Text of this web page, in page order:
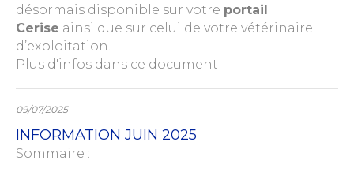
désormais disponible sur votre portail
Cerise ainsi que sur celui de votre vétérinaire
d’exploitation.
Plus d'infos dans ce document
09/07/2025
INFORMATION JUIN 2025
Sommaire :